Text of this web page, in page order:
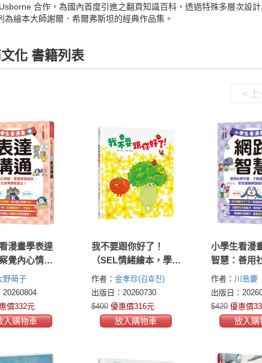
合作，為國內首度引進之翻頁知識百科，透過特殊多層次設
為繪本大師謝爾．希爾弗斯坦的經典作品集。
化 書籍列表
< 上
漫畫學表達
覺內心情
表達祕訣，
智慧王！
野萌子
20260804
價332元
入購物車
我不要跟你好了！
（SEL情緒繪本，學習
換位思考，表達真實
感受，適合親子共
讀）
作者： 金孝珍(김효진)
出版日：20260730
$400 優惠價316元
放入購物車
小學生看漫
智慧：善用
臺，了解虛
安全遠離網
作者： 川島慶
出版日：
$420 優惠價
放入購